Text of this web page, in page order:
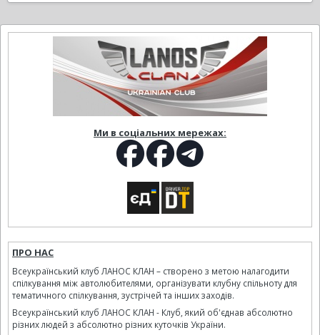
Ми в соціальних мережах:
ПРО НАС
Всеукраїнський клуб ЛАНОС КЛАН – створено з метою налагодити
спілкування між автолюбителями, організувати клубну спільноту для
тематичного спілкування, зустрічей та інших заходів.
Всеукраїнський клуб ЛАНОС КЛАН - Клуб, який об'єднав абсолютно
різних людей з абсолютно різних куточків України.